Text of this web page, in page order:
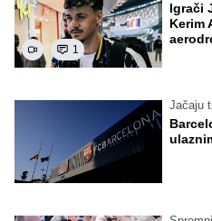
1
Igrači
Kerim
Jačaju